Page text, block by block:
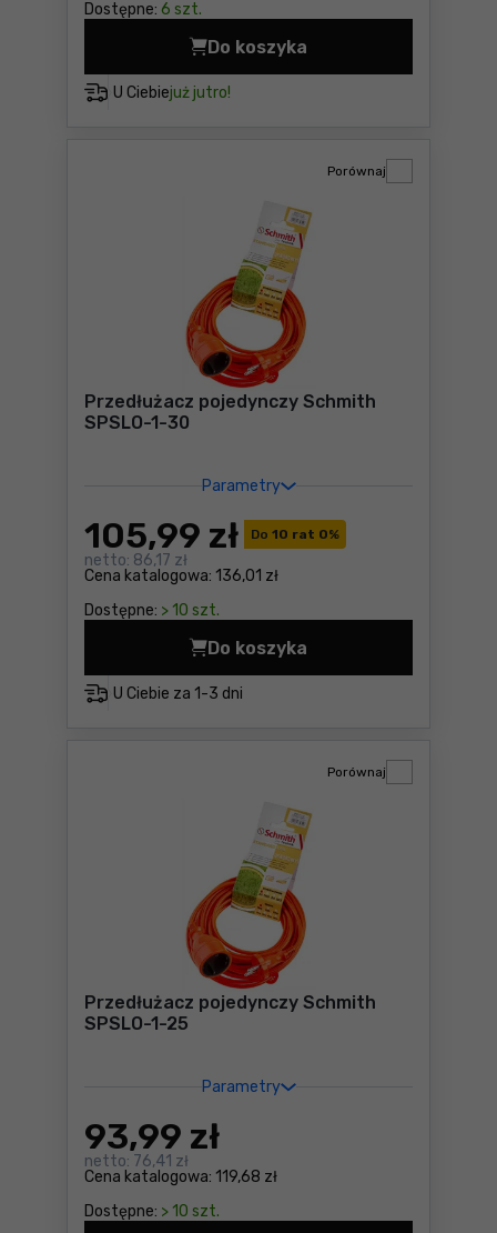
Dostępne: 6 szt.
U Ciebiejuż jutro!
Do koszyka
Listwa zasilająca Yato YT-
Przedłużacz pojedynczy Schmith
SPSLO-1-30
Parametry
Do 10 rat 0%
Cena katalogowa: 136,01 zł
105,99 zł
netto: 86,17 zł
Dostępne: > 10 szt.
Porównaj
U Ciebie za 1-3 dni
Do koszyka
Przedłużacz pojedynczy
Przedłużacz pojedynczy Schmith
SPSLO-1-25
Parametry
Cena katalogowa: 119,68 zł
93,99 zł
netto: 76,41 zł
Dostępne: > 10 szt.
Porównaj